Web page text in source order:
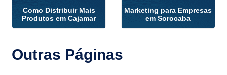
Como Distribuir Mais
Produtos em Cajamar
Marketing para Empresas
em Sorocaba
Outras Páginas